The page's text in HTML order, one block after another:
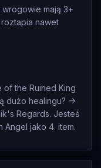
mają 3+
roztapia nawet
of the Ruined King
dużo healingu? ->
Regards. Jesteś
Angel jako 4. item.